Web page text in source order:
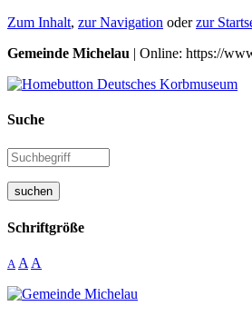
Zum Inhalt, zur Navigation oderzur
Gemeinde Michelau | Online: https://
Suche
suchen
Schriftgröße
A A A